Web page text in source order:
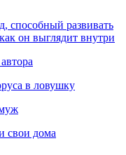
способный развивать
он выглядит внутри
в ловушку
свои дома